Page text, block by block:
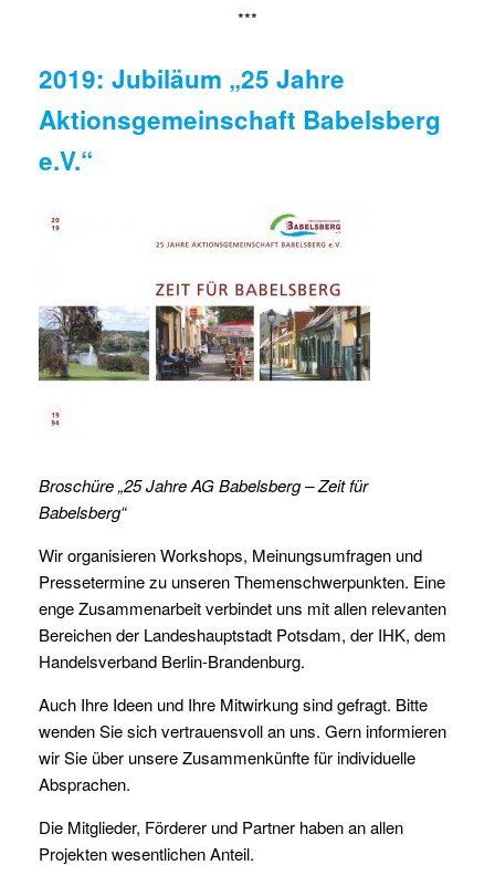
***
2019: Jubiläum „25 Jahre
Aktionsgemeinschaft Babelsberg
e.V.“
Broschüre „25 Jahre AG Babelsberg – Zeit für
Babelsberg“
Wir organisieren Workshops, Meinungsumfragen und
Pressetermine zu unseren Themenschwerpunkten. Eine
enge Zusammenarbeit verbindet uns mit allen relevanten
Bereichen der Landeshauptstadt Potsdam, der IHK, dem
Handelsverband Berlin-Brandenburg.
Auch Ihre Ideen und Ihre Mitwirkung sind gefragt. Bitte
wenden Sie sich vertrauensvoll an uns. Gern informieren
wir Sie über unsere Zusammenkünfte für individuelle
Absprachen.
Die Mitglieder, Förderer und Partner haben an allen
Projekten wesentlichen Anteil.